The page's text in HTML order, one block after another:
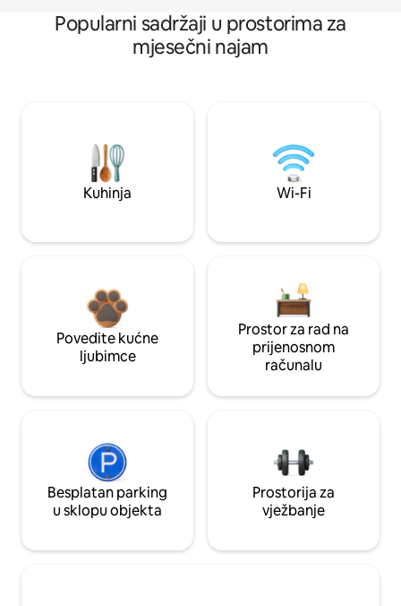
Popularni sadržaji u prostorima za
mjesečni najam
Kuhinja Wi-Fi
Povedite kućne
ljubimce
Prostor za rad na
prijenosnom
računalu
Besplatan parking
u sklopu objekta
Prostorija za
vježbanje